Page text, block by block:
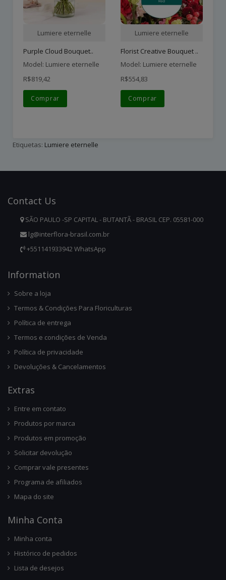
Lumiere eternelle
Purple Cloud Bouquet..
Model: Lumiere eternelle
R$819,42
Comprar
Lumiere eternelle
Florist Creative Bouquet ..
Model: Lumiere eternelle
R$554,83
Comprar
Etiquetas: Lumiere eternelle
Contact Us
SÃO PAULO -SP CAPITAL - BUTANTÃ - BRASIL CEP. 05581-000
lg@interflora-brasil.com.br
+551141933942 WhatsApp
InforMation
Sobre a loja
Termos & Condições Para Floriculturas
Política de entrega
Termos e condições de Venda
Política de privacidade
Devoluções & Cancelamentos
ExtRas
Entre em contato
Produtos por marca
Produtos em promoção
Solicitar devolução
Comprar vale presentes
Programa de afiliados
Mapa do site
Minha Conta
Minha conta
Histórico de pedidos
Lista de desejos